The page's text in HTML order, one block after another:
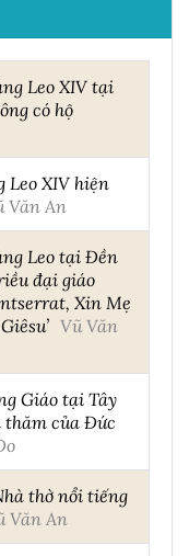
Leo XIV tại
có hộ
Leo XIV hiện
Văn An
Leo tại Đền
đại giáo
Xin Mẹ
Vũ Văn
Giáo tại Tây
thăm của Đức
thờ nổi tiếng
Văn An